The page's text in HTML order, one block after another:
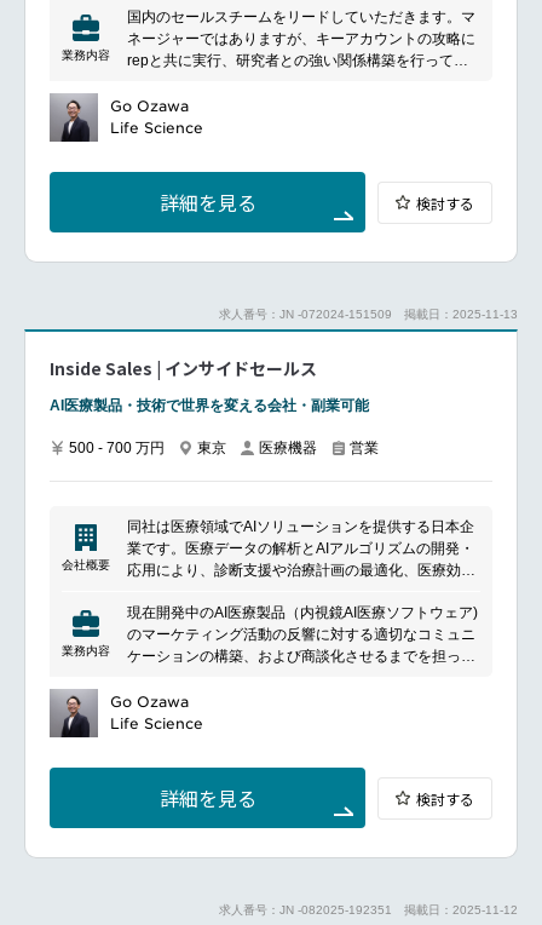
Stay updated on medical and scientific expertise
across the product pipeline from development
through commercialization.
conferences, contributing to symposia and
encouraging education and adoption efforts.
Support compliance and ensure product safety in all
業務内容
国内のセールスチームをリードしていただきます。マ
ネージャーではありますが、キーアカウントの攻略に
repと共に実行、研究者との強い関係構築を行って、
ーカー主導で力強く実行していくことが求められま
す。よって、幅広いBID製品をチームメンバーととも
提案していくことをチームとして実行していただくこ
とになります。
担当製品は各ブランドを代表とする分子生物学、細胞
培養、細胞解析用の研究用試薬類、プラスチック消耗
Go Ozawa
Life Science
詳細を見る 検討する
求人番号：JN -072024-151509 掲載日：2025-11-13
Inside Sales | インサイドセールス
AI医療製品・技術で世界を変える会社・副業可能
500 - 700 万円 東京 医療機器 営業
会社概要
同社は医療領域でAIソリューションを提供する日本企
業です。医療データの解析とAIアルゴリズムの開発・
応用により、診断支援や治療計画の最適化、医療効率
患者のモニタリングや予測分析、健康管理支援など、
健康領域におけるAIソリューションの開発にも力を入
れています。
業務内容
現在開発中のAI医療製品（内視鏡AI医療ソフトウェア)
のマーケティング活動の反響に対する適切なコミュニ
ケーションの構築、および商談化させるまでを担って
ィング活動の一部を担い、反響の内容をマーケティン
グチームにフィードバックし、より良いプロモーショ
業務内容：
Web、SNS、イベント、セミナー、DM、紹介などを
通して弊社製品（内視鏡AI）に興味を持って頂いた顧
客に対するニーズのヒアリング
Go Ozawa
Life Science
詳細を見る 検討する
求人番号：JN -082025-192351 掲載日：2025-11-12